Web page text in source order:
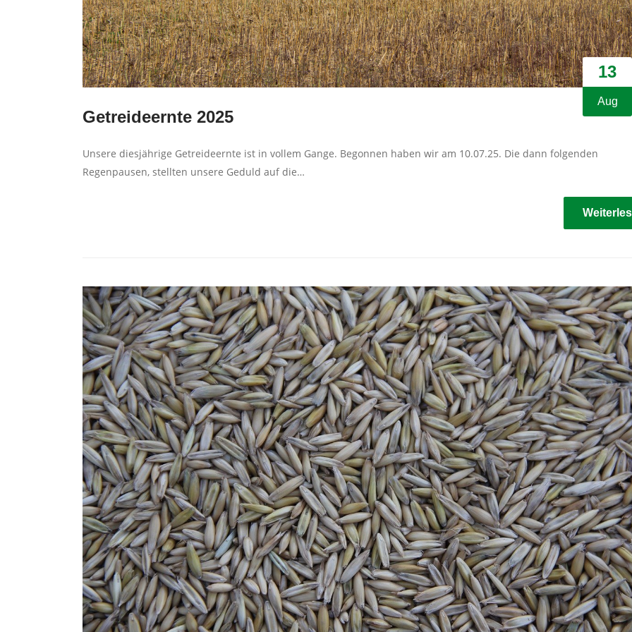
13
Aug
Getreideernte 2025
Unsere diesjährige Getreideernte ist in vollem Gange. Begonnen haben wir am 10.07.25. Die dann folgenden
Regenpausen, stellten unsere Geduld auf die…